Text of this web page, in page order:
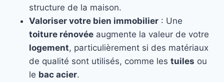
structure de la maison.
Valoriser votre bien immobilier : Une
toiture rénovée augmente la valeur de votre
logement, particulièrement si des matériaux
de qualité sont utilisés, comme les tuiles ou
le bac acier.